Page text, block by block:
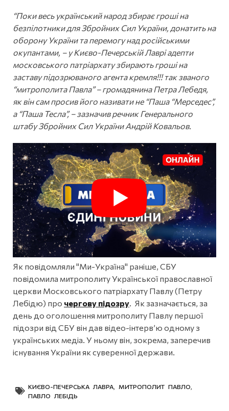
“Поки весь український народ збирає гроші на
безпілотники для Збройних Сил України, донатить на
оборону України та перемогу над російськими
окупантами, – у Києво-Печерській Лаврі адепти
московського патріархату збирають гроші на
заставу підозрюваного агента кремля!!! так званого
“митрополита Павла” – громадянина Петра Лебедя,
як він сам просив його називати не “Паша “Мерседес”,
а “Паша Тесла”, – зазначив речник Генерального
штабу Збройних Сил України Андрій Ковальов.
Як повідомляли "Ми-Україна" раніше, СБУ
повідомила митрополиту Української православної
церкви Московського патріархату Павлу (Петру
Лебідю) про чергову підозру . Як зазначається, за
день до оголошення митрополиту Павлу першої
підозри від СБУ він дав відео-інтерв’ю одному з
українських медіа. У ньому він, зокрема, заперечив
існування України як суверенної держави.
КИЄВО-ПЕЧЕРСЬКА ЛАВРА МИТРОПОЛИТ ПАВЛО
ПАВЛО ЛЕБІДЬ